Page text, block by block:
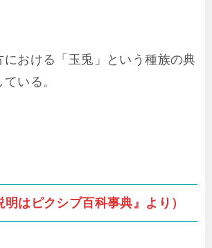
おける「玉兎」という種族の典
いる。
はピクシブ百科事典』より）